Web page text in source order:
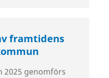
framtidens
2025 genomförs